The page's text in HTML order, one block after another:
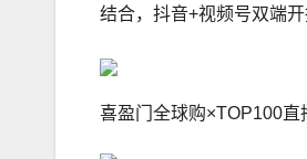
结合，抖音+视频号双端
喜盈门全球购×TOP100直